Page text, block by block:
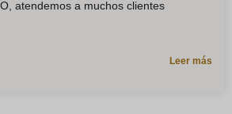
atendemos a muchos clientes
Leer más